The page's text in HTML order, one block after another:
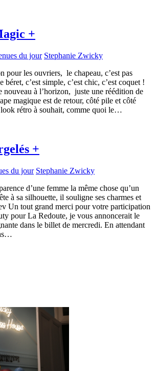
+
du jour Stephanie Zwicky
pour les ouvriers, le chapeau, c’est pas
c’est simple, c’est chic, c’est coquet !
nouveau à l’horizon, juste une réédition de
magique est de retour, côté pile et côté
rétro à souhait, comme quoi le…
+
du jour Stephanie Zwicky
d’une femme la même chose qu’un
à sa silhouette, il souligne ses charmes et
Un tout grand merci pour votre participation
pour La Redoute, je vous annoncerait le
dans le billet de mercredi. En attendant